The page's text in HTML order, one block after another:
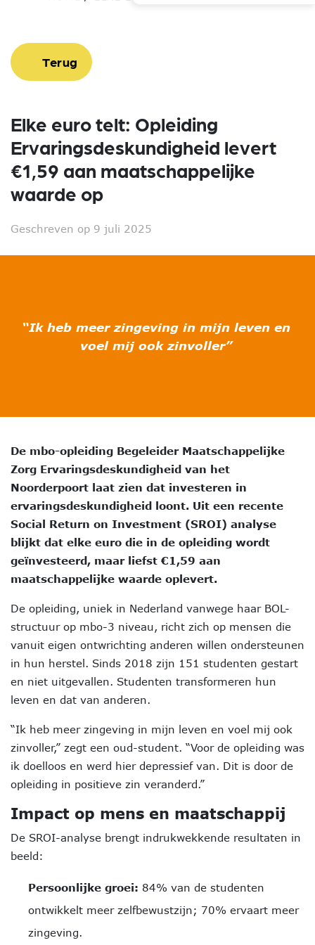
Terug
Elke euro telt: Opleiding
Ervaringsdeskundigheid levert
€1,59 aan maatschappelijke
waarde op
Geschreven op 9 juli 2025
“Ik heb meer zingeving in mijn leven en
voel mij ook zinvoller”
De mbo-opleiding Begeleider Maatschappelijke
Zorg Ervaringsdeskundigheid van het
Noorderpoort laat zien dat investeren in
ervaringsdeskundigheid loont. Uit een recente
Social Return on Investment (SROI) analyse
blijkt dat elke euro die in de opleiding wordt
geïnvesteerd, maar liefst €1,59 aan
maatschappelijke waarde oplevert.
De opleiding, uniek in Nederland vanwege haar BOL-
structuur op mbo-3 niveau, richt zich op mensen die
vanuit eigen ontwrichting anderen willen ondersteunen
in hun herstel. Sinds 2018 zijn 151 studenten gestart
en niet uitgevallen. Studenten transformeren hun
leven en dat van anderen.
“Ik heb meer zingeving in mijn leven en voel mij ook
zinvoller,” zegt een oud-student. “Voor de opleiding was
ik doelloos en werd hier depressief van. Dit is door de
opleiding in positieve zin veranderd.”
Impact op mens en maatschappij
De SROI-analyse brengt indrukwekkende resultaten in
beeld:
Persoonlijke groei: 84% van de studenten
ontwikkelt meer zelfbewustzijn; 70% ervaart meer
zingeving.